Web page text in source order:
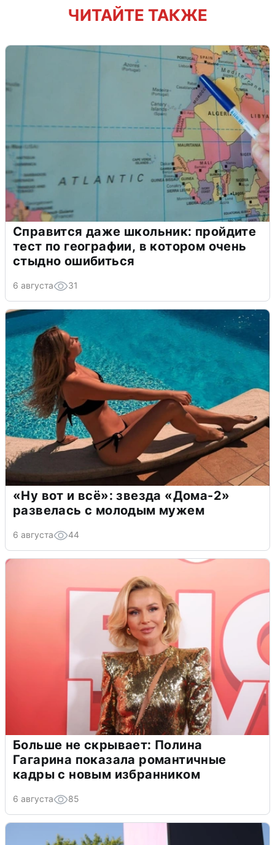
ЧИТАЙТЕ ТАКЖЕ
Справится даже школьник: пройдите
тест по географии, в котором очень
стыдно ошибиться
6 августа 31
«Ну вот и всё»: звезда «Дома-2»
развелась с молодым мужем
6 августа 44
Больше не скрывает: Полина
Гагарина показала романтичные
кадры с новым избранником
6 августа 85